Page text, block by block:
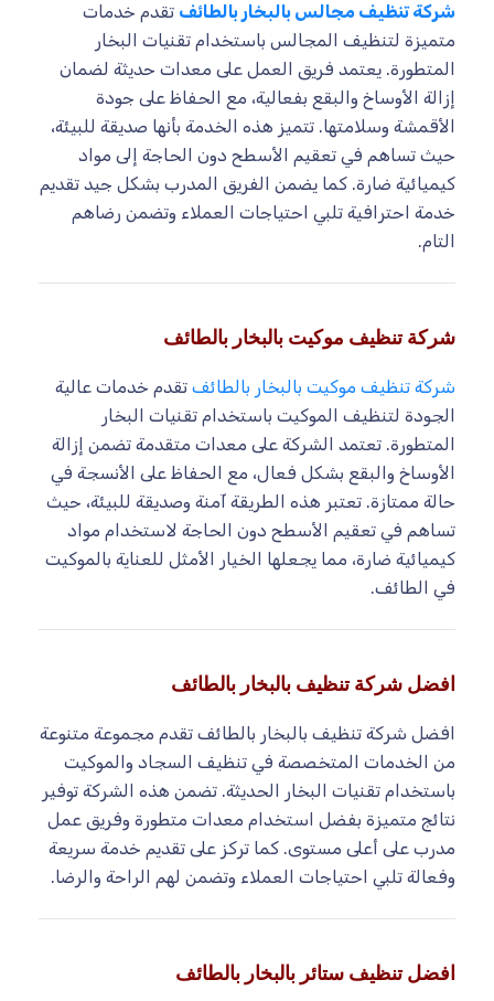
شركة تنظيف مجالس بالبخار بالطائف تقدم خدمات
متميزة لتنظيف المجالس باستخدام تقنيات البخار
المتطورة. يعتمد فريق العمل على معدات حديثة لضمان
إزالة الأوساخ والبقع بفعالية، مع الحفاظ على جودة
الأقمشة وسلامتها. تتميز هذه الخدمة بأنها صديقة للبيئة،
حيث تساهم في تعقيم الأسطح دون الحاجة إلى مواد
كيميائية ضارة. كما يضمن الفريق المدرب بشكل جيد تقديم
خدمة احترافية تلبي احتياجات العملاء وتضمن رضاهم
التام.
شركة تنظيف موكيت بالبخار بالطائف
شركة تنظيف موكيت بالبخار بالطائف تقدم خدمات عالية
الجودة لتنظيف الموكيت باستخدام تقنيات البخار
المتطورة. تعتمد الشركة على معدات متقدمة تضمن إزالة
الأوساخ والبقع بشكل فعال، مع الحفاظ على الأنسجة في
حالة ممتازة. تعتبر هذه الطريقة آمنة وصديقة للبيئة، حيث
تساهم في تعقيم الأسطح دون الحاجة لاستخدام مواد
كيميائية ضارة، مما يجعلها الخيار الأمثل للعناية بالموكيت
في الطائف.
افضل شركة تنظيف بالبخار بالطائف
افضل شركة تنظيف بالبخار بالطائف تقدم مجموعة متنوعة
من الخدمات المتخصصة في تنظيف السجاد والموكيت
باستخدام تقنيات البخار الحديثة. تضمن هذه الشركة توفير
نتائج متميزة بفضل استخدام معدات متطورة وفريق عمل
مدرب على أعلى مستوى. كما تركز على تقديم خدمة سريعة
وفعالة تلبي احتياجات العملاء وتضمن لهم الراحة والرضا.
افضل تنظيف ستائر بالبخار بالطائف